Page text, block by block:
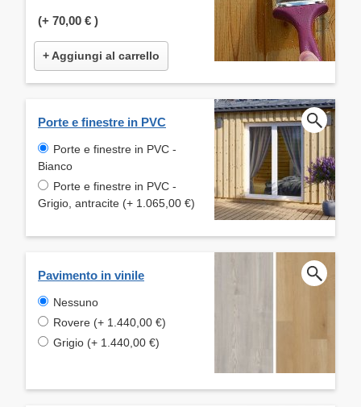
(+ 70,00 € )
+ Aggiungi al carrello
Porte e finestre in PVC
Porte e finestre in PVC -
Bianco
Porte e finestre in PVC -
Grigio, antracite (+ 1.065,00 €)
Pavimento in vinile
Nessuno
Rovere (+ 1.440,00 €)
Grigio (+ 1.440,00 €)